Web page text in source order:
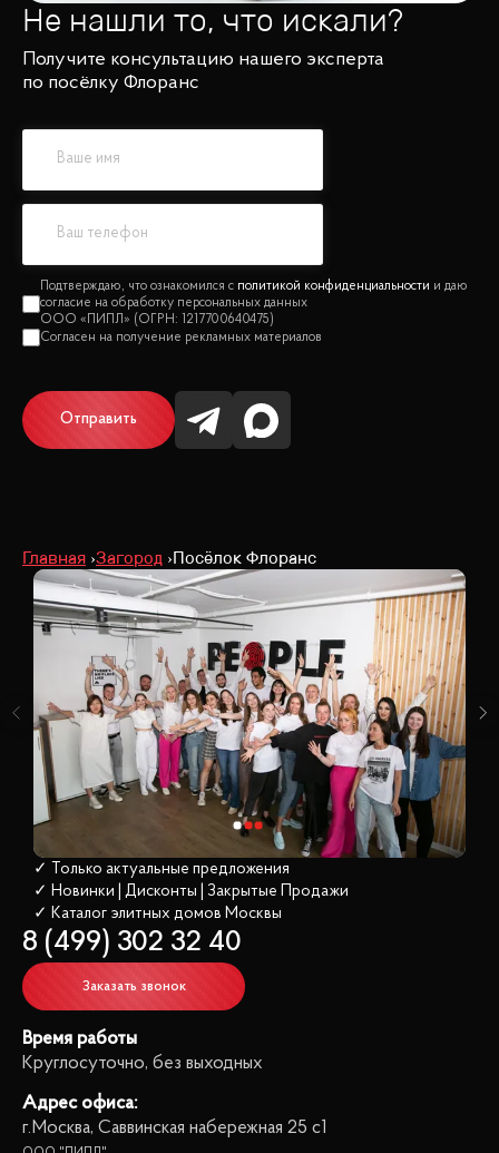
Не нашли то, что искали?
Получите консультацию нашего эксперта
по посёлку Флоранс
политикой конфиденциальности
Отправить
Главная Загород Посёлок Флоранс
✓ Только актуальные предложения
✓ Новинки | Дисконты | Закрытые Продажи
✓ Каталог элитных домов Москвы
8 (499) 302 32 40
Заказать звонок
Время работы
Круглосуточно, без выходных
Адрес офиса:
г.Москва, Саввинская набережная 25 с1